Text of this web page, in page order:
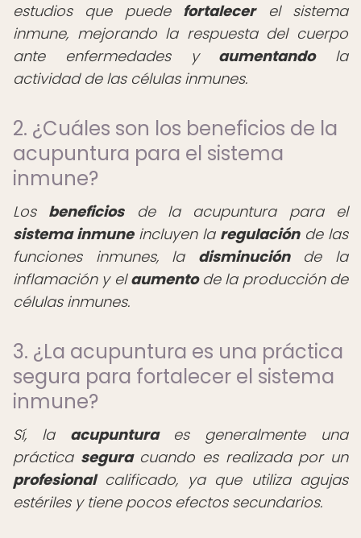
estudios que puede fortalecerel sistema
inmune, mejorando la respuesta del cuerpo
ante enfermedades y aumentandola
actividad de las células inmunes.
2. ¿Cuáles son los beneficios de la
acupuntura para el sistema
inmune?
Los beneficiosde la acupuntura para el
sistema inmuneincluyen la regulaciónde las
funciones inmunes, la disminuciónde la
inflamación y elaumentode la producción de
células inmunes.
3. ¿La acupuntura es una práctica
segura para fortalecer el sistema
inmune?
Sí, la acupunturaes generalmente una
práctica seguracuando es realizada por un
profesionalcalificado, ya que utiliza agujas
estériles y tiene pocos efectos secundarios.